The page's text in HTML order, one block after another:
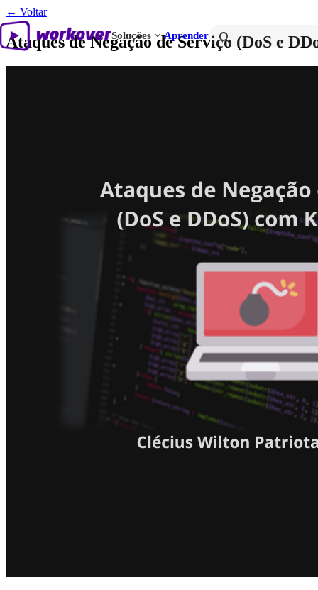
Soluçõesexpand_moreAprender search
← Voltar
Ataques de Negação de Serviço (DoS e